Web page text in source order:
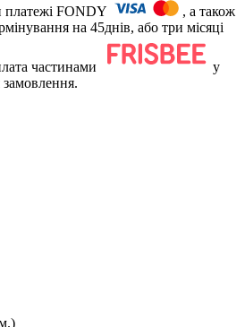
платежі FONDY
, а також
на 45днів, або три місяці
частинами
у